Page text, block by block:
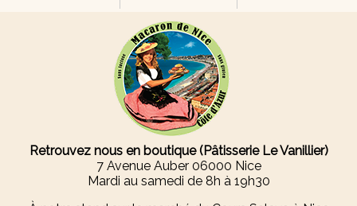
Retrouvez nous en boutique (Pâtisserie Le Vanillier)
7 Avenue Auber 06000 Nice
Mardi au samedi de 8h à 19h30